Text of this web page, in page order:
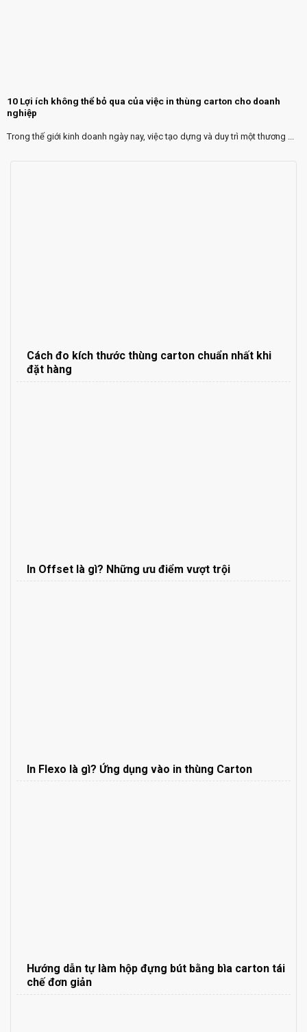
10 Lợi ích không thể bỏ qua của việc in thùng carton cho doanh
nghiệp
Trong thế giới kinh doanh ngày nay, việc tạo dựng và duy trì một thương ...
Cách đo kích thước thùng carton chuẩn nhất khi
đặt hàng
In Offset là gì? Những ưu điểm vượt trội
In Flexo là gì? Ứng dụng vào in thùng Carton
Hướng dẫn tự làm hộp đựng bút bằng bìa carton tái
chế đơn giản